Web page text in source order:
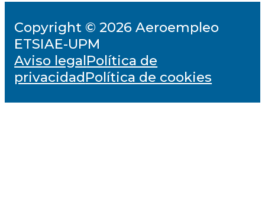
Copyright © 2026 Aeroempleo
ETSIAE-UPM
Aviso legalPolítica de
privacidadPolítica de cookies